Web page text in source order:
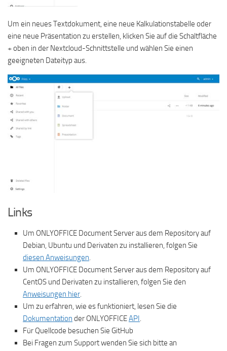
Um ein neues Textdokument, eine neue Kalkulationstabelle oder
eine neue Präsentation zu erstellen, klicken Sie auf die Schaltfläche
+ oben in der Nextcloud-Schnittstelle und wählen Sie einen
geeigneten Dateityp aus.
Links
Um ONLYOFFICE Document Server aus dem Repository auf
Debian, Ubuntu und Derivaten zu installieren, folgen Sie
diesen Anweisungen.
Um ONLYOFFICE Document Server aus dem Repository auf
CentOS und Derivaten zu installieren, folgen Sie den
Anweisungen hier.
Um zu erfahren, wie es funktioniert, lesen Sie die
Dokumentation der ONLYOFFICEAPI .
Für Quellcode besuchen Sie GitHub
Bei Fragen zum Support wenden Sie sich bitte an